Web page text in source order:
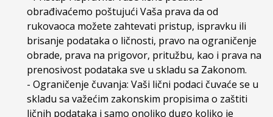
obrađivaćemo poštujući Vaša prava da od
rukovaoca možete zahtevati pristup, ispravku ili
brisanje podataka o ličnosti, pravo na ograničenje
obrade, prava na prigovor, pritužbu, kao i prava na
prenosivost podataka sve u skladu sa Zakonom.
- Ograničenje čuvanja: Vaši lični podaci čuvaće se u
skladu sa važećim zakonskim propisima o zaštiti
ličnih podataka i samo onoliko dugo koliko je